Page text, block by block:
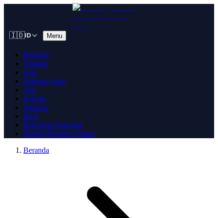
🇮🇩 ID Menu
Beranda
Tentang
Alat
Dukung kami
Tim
Kontak
Sponsor
Blog
Bebaskan Palestina
Berdiri Bersama Sudan
Beranda